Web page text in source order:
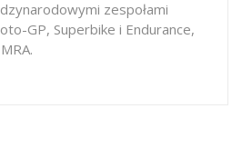
zespołami
GP, Superbike i Endurance,